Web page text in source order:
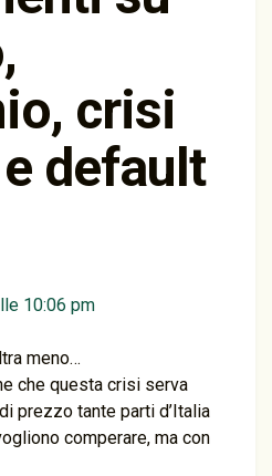
crisi
default
10:06 pm
meno…
che questa crisi serva
prezzo tante parti d’Italia
comperare, ma con